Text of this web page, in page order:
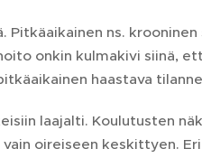
ns.
onkin kulmakivi siinä,
haastava
laajalti. Koulutusten
oireiseen keskittyen.